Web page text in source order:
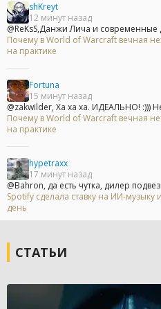
shKreyt
12 минут назад
@ReKsS,Данжи Лича и современные
Почему в World of Warcraft вечная
на практике
Fortuna
15 минут назад
@zakwilder, Ха ха ха. ИДЕАЛЬНО! :)))
Почему в World of Warcraft вечная
на практике
hypetraxx
17 минут назад
@Bahron, да есть чутка, дилер
Spotify сделала ставку на ИИ-музыку
день
СТАТЬИ